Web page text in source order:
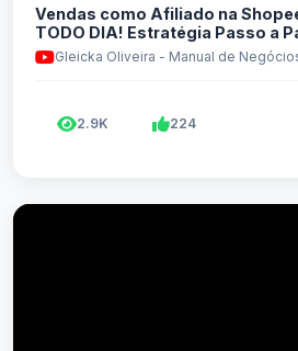
Vendas como Afiliado na
TODO DIA! Estratégia Passo a
Gleicka Oliveira - Manual de
2.9K 224